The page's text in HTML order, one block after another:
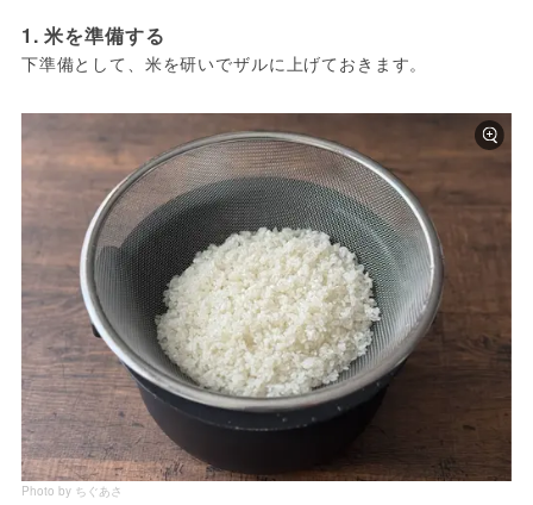
1. 米を準備する
下準備として、米を研いでザルに上げておきます。
Photo by ちぐあさ